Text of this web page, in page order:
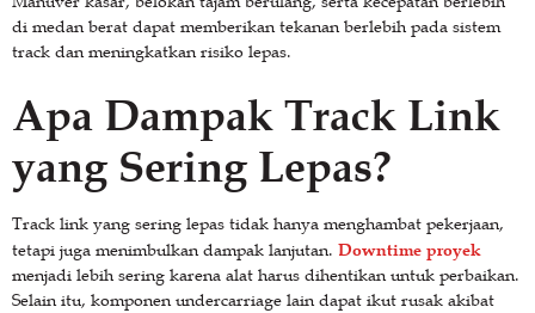
di medan berat dapat memberikan tekanan berlebih pada sistem
track dan meningkatkan risiko lepas.
Apa Dampak Track Link
yang Sering Lepas?
Track link yang sering lepas tidak hanya menghambat pekerjaan,
tetapi juga menimbulkan dampak lanjutan. Downtime proyek
menjadi lebih sering karena alat harus dihentikan untuk perbaikan.
Selain itu, komponen undercarriage lain dapat ikut rusak akibat